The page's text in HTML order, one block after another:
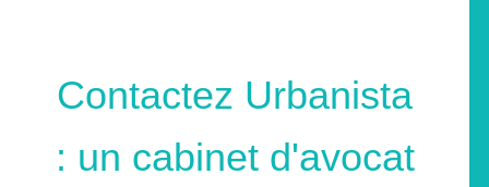
Contactez Urbanista
: un cabinet d'avocat